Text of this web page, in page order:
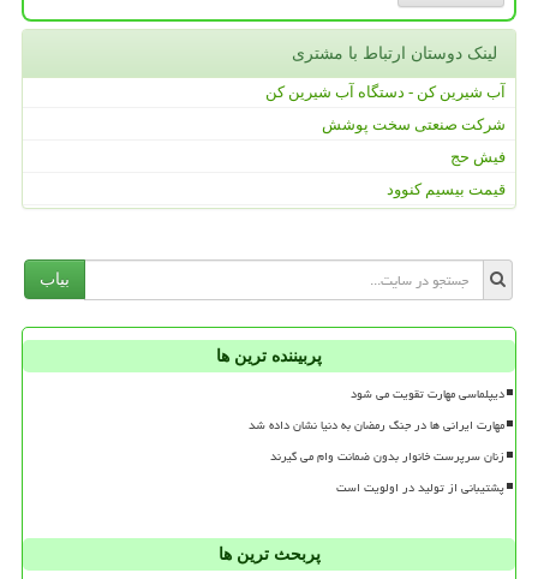
لینک دوستان ارتباط با مشتری
آب شیرین کن - دستگاه آب شیرین کن
شرکت صنعتی سخت پوشش
فیش حج
قیمت بیسیم کنوود
بیاب
پربیننده ترین ها
دیپلماسی مهارت تقویت می شود
مهارت ایرانی ها در جنگ رمضان به دنیا نشان داده شد
زنان سرپرست خانوار بدون ضمانت وام می گیرند
پشتیبانی از تولید در اولویت است
پربحث ترین ها